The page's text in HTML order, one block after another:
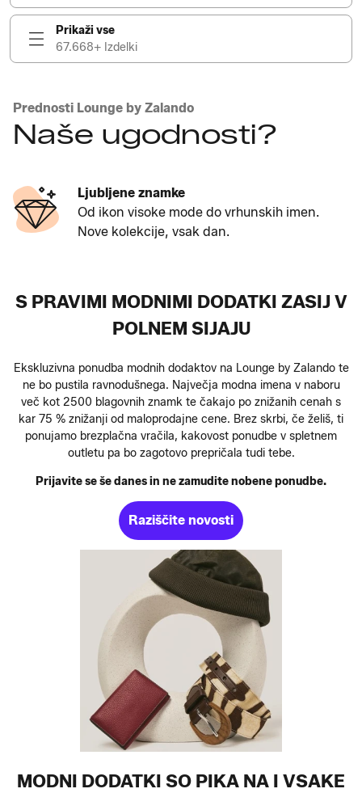
Prikaži vse
67.668+ Izdelki
Prednosti Lounge by Zalando
Naše ugodnosti?
Ljubljene znamke
Od ikon visoke mode do vrhunskih imen.
Nove kolekcije, vsak dan.
S PRAVIMI MODNIMI DODATKI ZASIJ V
POLNEM SIJAJU
Ekskluzivna ponudba modnih dodaktov na Lounge by Zalando te
ne bo pustila ravnodušnega. Največja modna imena v naboru
več kot 2500 blagovnih znamk te čakajo po znižanih cenah s
kar 75 % znižanji od maloprodajne cene. Brez skrbi, če želiš, ti
ponujamo brezplačna vračila, kakovost ponudbe v spletnem
outletu pa bo zagotovo prepričala tudi tebe.
Prijavite se še danes in ne zamudite nobene ponudbe.
Raziščite novosti
MODNI DODATKI SO PIKA NA I VSAKE